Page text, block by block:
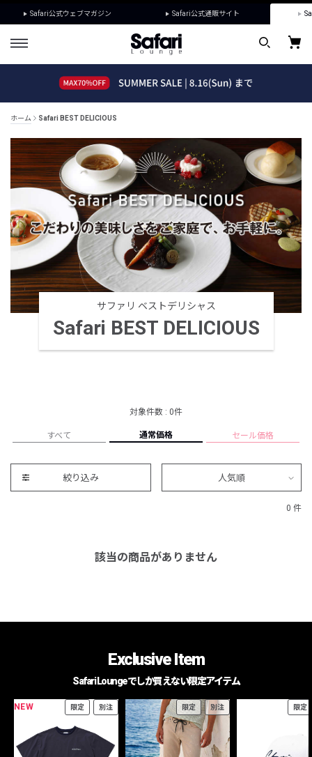
Safari公式ウェブマガジン Safari公式通販サイト
ホーム Safari BEST DELICIOUS
サファリ ベストデリシャス
Safari BEST DELICIOUS
対象件数 : 0件
すべて 通常価格 セール価格
絞り込み 人気順
0 件
該当の商品がありません
Exclusive Item
Safari Loungeでしか買えない限定アイテム
NEW 限定 別注 限定 別注 限定